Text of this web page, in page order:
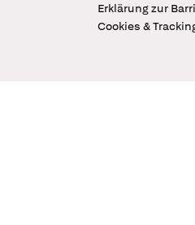
Erklärung zur
Cookies &